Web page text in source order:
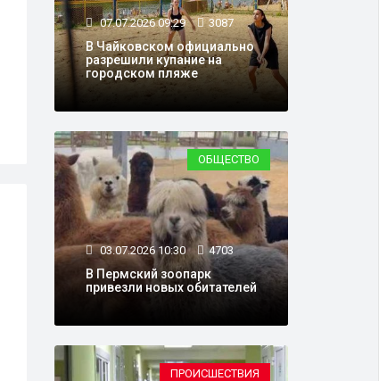
07.07.2026 09:29 3087
В Чайковском официально
разрешили купание на
городском пляже
ОБЩЕСТВО
03.07.2026 10:30 4703
В Пермский зоопарк
привезли новых обитателей
ПРОИСШЕСТВИЯ